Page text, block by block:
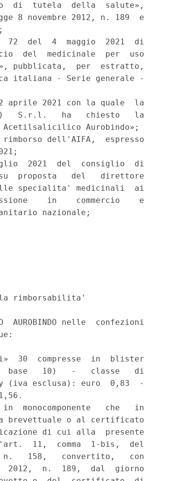
di  tutela  della  salute»,
8 novembre 2012, n. 189  e
72  del  4  maggio  2021  di
del  medicinale  per  uso
pubblicata,  per  estratto,
italiana - Serie generale -
aprile 2021 con la quale  la
S.r.l.   ha   chiesto   la
Acetilsalicilico Aurobindo»;
dell'AIFA,  espresso
2021  del  consiglio  di
proposta   del   direttore
specialita' medicinali  ai
in    commercio    e
nazionale;
rimborsabilita'
AUROBINDO nelle  confezioni
30  compresse  in  blister
base   10)   -   classe   di
(iva esclusa): euro  0,83  -
monocomponente   che   in
brevettuale o al certificato
di cui alla  presente
11,  comma  1-bis,  del
n.   158,   convertito,   con
2012,  n.  189,  dal  giorno